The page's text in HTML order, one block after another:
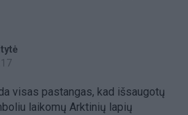
visas pastangas, kad išsaugotų
laikomų Arktinių lapių